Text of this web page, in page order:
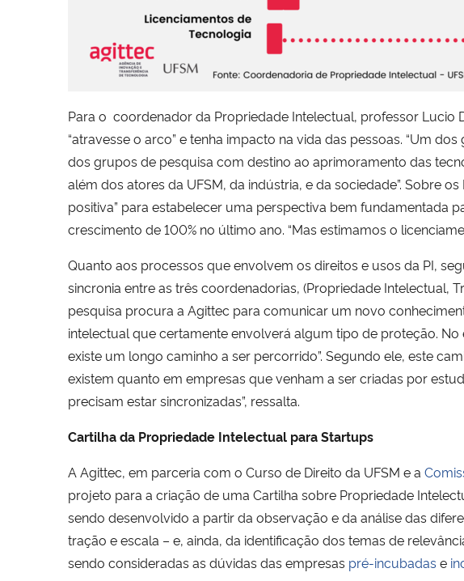
Para o coordenador da Propriedade Intelectual, professor Lucio
“atravesse o arco” e tenha impacto na vida das pessoas. “Um
dos grupos de pesquisa com destino ao aprimoramento das
além dos atores da UFSM, da indústria, e da sociedade”. Sobre
positiva” para estabelecer uma perspectiva bem fundamentada
crescimento de 100% no último ano. “Mas estimamos o
Quanto aos processos que envolvem os direitos e usos da PI,
sincronia entre as três coordenadorias, (Propriedade Intelectual,
pesquisa procura a Agittec para comunicar um novo
intelectual que certamente envolverá algum tipo de proteção.
existe um longo caminho a ser percorrido”. Segundo ele, este
existem quanto em empresas que venham a ser criadas por
precisam estar sincronizadas”, ressalta.
Cartilha da Propriedade Intelectual para Startups
A Agittec, em parceria com o Curso de Direito da UFSM e a
projeto para a criação de uma Cartilha sobre Propriedade
sendo desenvolvido a partir da observação e da análise das
tração e escala – e, ainda, da identificação dos temas de
sendo consideradas as dúvidas das empresas pré-incubadas e